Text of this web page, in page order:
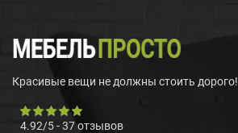
Красивые вещи не должны стоить дорого!
4.92/5-37отзывов